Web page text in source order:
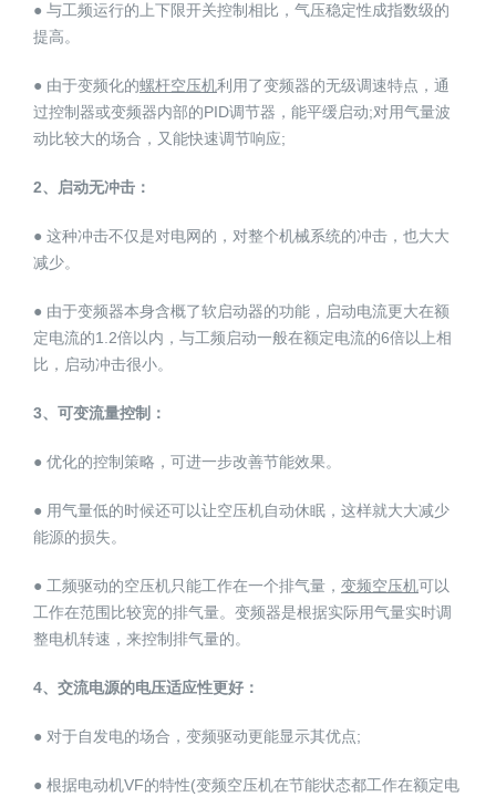
● 与工频运行的上下限开关控制相比，气压稳定性成指数级的
提高。
● 由于变频化的螺杆空压机利用了变频器的无级调速特点，通
过控制器或变频器内部的PID调节器，能平缓启动;对用气量波
动比较大的场合，又能快速调节响应;
2、启动无冲击：
● 这种冲击不仅是对电网的，对整个机械系统的冲击，也大大
减少。
● 由于变频器本身含概了软启动器的功能，启动电流更大在额
定电流的1.2倍以内，与工频启动一般在额定电流的6倍以上相
比，启动冲击很小。
3、可变流量控制：
● 优化的控制策略，可进一步改善节能效果。
● 用气量低的时候还可以让空压机自动休眠，这样就大大减少
能源的损失。
● 工频驱动的空压机只能工作在一个排气量， 变频空压机可以
工作在范围比较宽的排气量。变频器是根据实际用气量实时调
整电机转速，来控制排气量的。
4、交流电源的电压适应性更好：
● 对于自发电的场合，变频驱动更能显示其优点;
● 根据电动机VF的特性(变频空压机在节能状态都工作在额定电